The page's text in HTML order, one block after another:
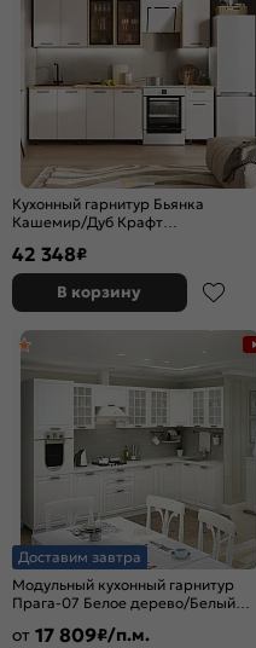
Кухонный гарнитур Бьянка
Кашемир/Дуб Крафт
42 348₽
В корзину
Доставим завтра
Модульный кухонный гарнитур
Прага-07 Белое дерево/Белый
от 17 809₽/п.м.